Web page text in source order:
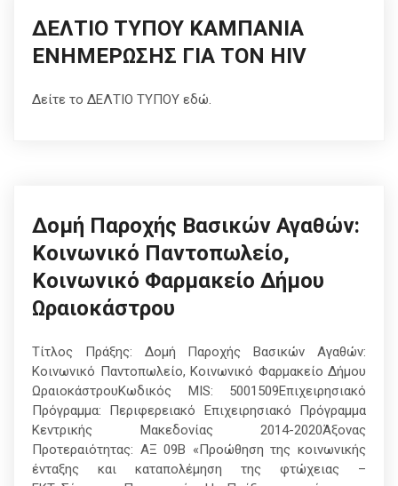
ΔΕΛΤΙΟ ΤΥΠΟΥ ΚΑΜΠΑΝΙΑ
ΕΝΗΜΕΡΩΣΗΣ ΓΙΑ ΤΟΝ HIV
Δείτε το ΔΕΛΤΙΟ ΤΥΠΟΥ εδώ.
Δομή Παροχής Βασικών Αγαθών:
Κοινωνικό Παντοπωλείο,
Κοινωνικό Φαρμακείο Δήμου
Ωραιοκάστρου
Τίτλος Πράξης: Δομή Παροχής Βασικών Αγαθών:
Κοινωνικό Παντοπωλείο, Κοινωνικό Φαρμακείο Δήμου
ΩραιοκάστρουΚωδικός ΜΙS: 5001509Επιχειρησιακό
Πρόγραμμα: Περιφερειακό Επιχειρησιακό Πρόγραμμα
Κεντρικής Μακεδονίας 2014-2020Άξονας
Προτεραιότητας: ΑΞ 09Β «Προώθηση της κοινωνικής
ένταξης και καταπολέμηση της φτώχειας –